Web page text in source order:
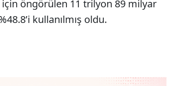
öngörülen 11 trilyon 89 milyar
kullanılmış oldu.